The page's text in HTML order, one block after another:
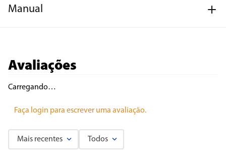
Manual
Avaliações
Carregando…
Faça login para escrever uma avaliação.
Mais recentes Todos